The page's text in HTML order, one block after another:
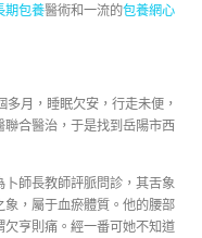
期包養醫術和一流的包養網心
月，睡眠欠安，行走未便，
合醫治，于是找到岳陽市西
師長教師評脈問診，其舌象
，屬于血瘀體質。他的腰部
欠亨則痛。經一番可她不知道